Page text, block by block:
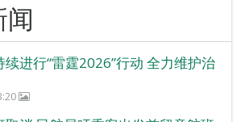
进行“雷霆2026”行动 全力维护治